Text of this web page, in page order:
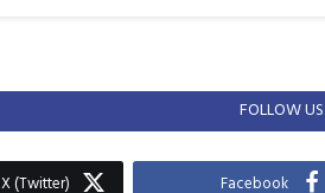
FOLLOW US
Facebook
X (Twitter)